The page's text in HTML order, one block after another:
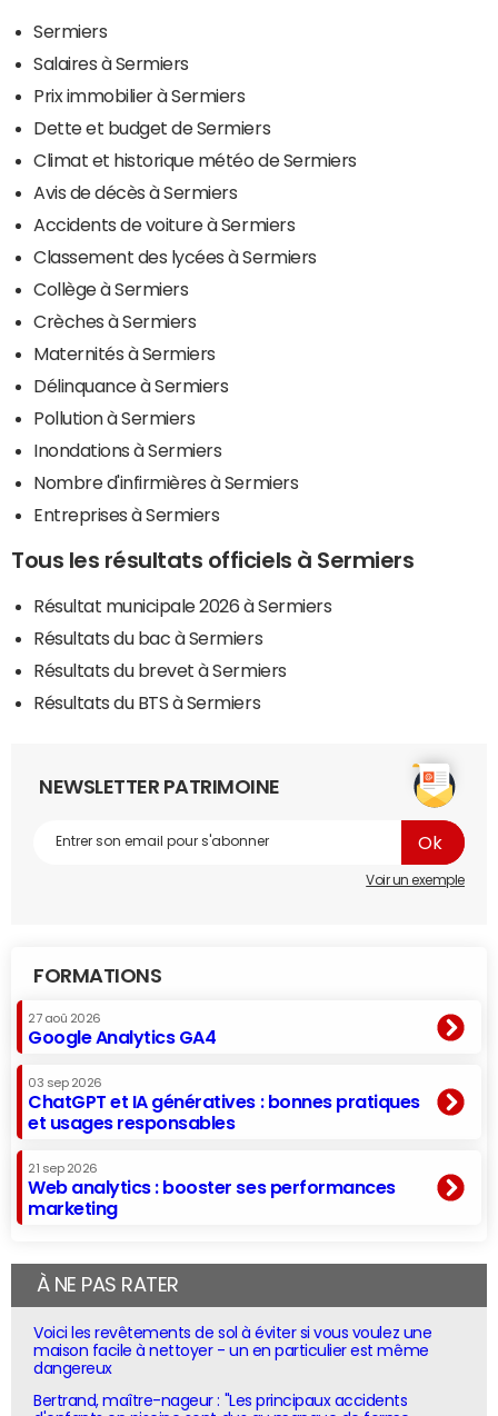
Sermiers
Salaires à Sermiers
Prix immobilier à Sermiers
Dette et budget de Sermiers
Climat et historique météo de Sermiers
Avis de décès à Sermiers
Accidents de voiture à Sermiers
Classement des lycées à Sermiers
Collège à Sermiers
Crèches à Sermiers
Maternités à Sermiers
Délinquance à Sermiers
Pollution à Sermiers
Inondations à Sermiers
Nombre d'infirmières à Sermiers
Entreprises à Sermiers
Tous les résultats officiels à Sermiers
Résultat municipale 2026 à Sermiers
Résultats du bac à Sermiers
Résultats du brevet à Sermiers
Résultats du BTS à Sermiers
NEWSLETTER PATRIMOINE
Voir un exemple
FORMATIONS
27 aoû 2026
Google Analytics GA4
03 sep 2026
ChatGPT et IA génératives : bonnes pratiques
et usages responsables
21 sep 2026
Web analytics : booster ses performances
marketing
À NE PAS RATER
Voici les revêtements de sol à éviter si vous voulez une
maison facile à nettoyer - un en particulier est même
dangereux
Bertrand, maître-nageur : "Les principaux accidents